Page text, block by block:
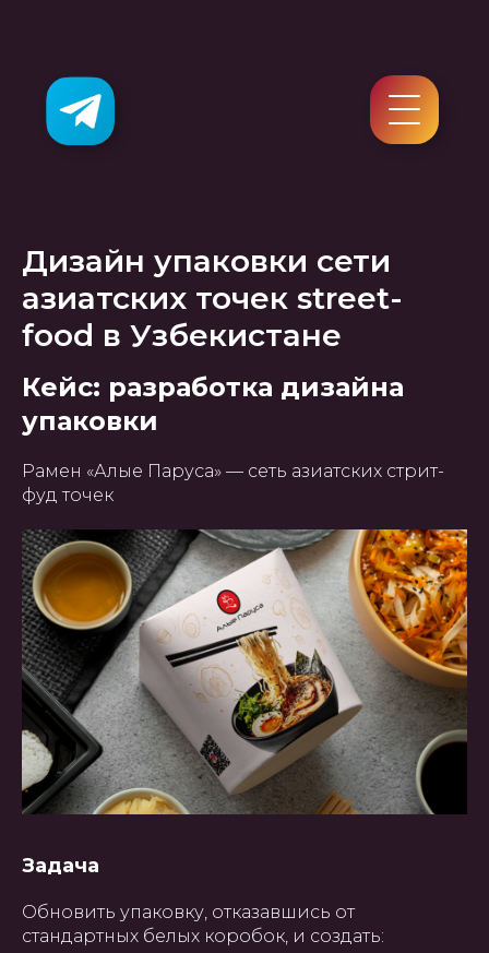
Дизайн упаковки сети
азиатских точек street-
food в Узбекистане
Кейс: разработка дизайна
упаковки
Рамен «Алые Паруса» — сеть азиатских стрит-
фуд точек
Задача
Обновить упаковку, отказавшись от
стандартных белых коробок, и создать: